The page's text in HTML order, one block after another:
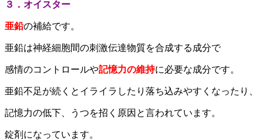
３．オイスター
亜鉛の補給です。
亜鉛は神経細胞間の刺激伝達物質を合成する成分で
感情のコントロールや記憶力の維持に必要な成分です。
亜鉛不足が続くとイライラしたり落ち込みやすくなったり、
記憶力の低下、うつを招く原因と言われています。
錠剤になっています。